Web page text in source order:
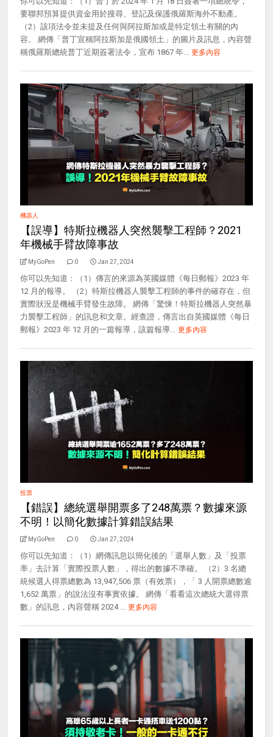
要聯邦預算提供資金用於搜尋、登記及保護俄羅斯海外不動產。
（2）該項法令並未提及任何與阿拉斯加或是特定領土有關的內
容。 網傳「普丁宣稱阿拉斯加是俄國領土」的圖片及訊息，內容聲
稱俄羅斯總統普丁近期簽署法令，宣布 1867 年... 更多內容
機器人
【誤導】特斯拉機器人突然襲擊工程師？2021
年機械手臂故障事故
MyGoPen 0 Jan 27, 2024
你可以先知道：（1）傳言的來源為英國媒體《每日郵報》2023 年
12 月的報導。 （2）特斯拉機器人襲擊工程師的事件的確存在，但
實際狀況是機械手臂發生故障。 網傳「驚悚！特斯拉機器人突然暴
力襲擊工程師」的訊息和文章。經查證，傳言出自英國媒體《每日
郵報》2023 年 12 月的一篇報導，該篇報導... 更多內容
投票
【錯誤】總統選舉開票多了248萬票？數據來源
不明！以簡化數據計算錯誤結果
MyGoPen 0 Jan 27, 2024
你可以先知道：（1）網傳訊息以簡化後的「選舉人數」及「投票
率」去計算「實際投票人數」，得出的數據不準確。 （2）3 名總
統候選人得票總數為 13,947,506 票（有效票），「 3 人開票總數逾
1,652 萬票」的說法沒有事實依據。 網傳「看看這次總統大選得票
數」的訊息，內容聲稱 2024 ... 更多內容